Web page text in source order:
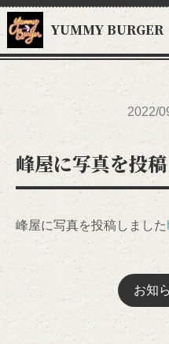
YUMMY BURGER
2022/
峰屋に写真を投
峰屋に写真を投稿しました
お知